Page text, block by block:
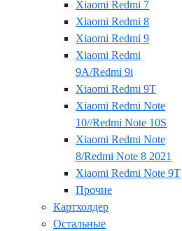
Xiaomi Redmi 7
Xiaomi Redmi 8
Xiaomi Redmi 9
Xiaomi Redmi
9A/Redmi 9i
Xiaomi Redmi 9T
Xiaomi Redmi Note
10//Redmi Note 10S
Xiaomi Redmi Note
8/Redmi Note 8 2021
Xiaomi Redmi Note 9T
Прочие
Картхолдер
Остальные